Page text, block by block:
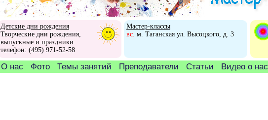
Детские дни рождения
Творческие дни рождения,
выпускные и праздники.
телефон: (495) 971-52-58
Мастер-классы
вс. м. Таганская ул. Высоцкого, д. 3
О нас Фото Темы занятий Преподаватели Статьи Видео о нас